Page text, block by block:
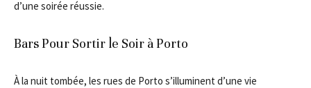
d’une soirée réussie.
Bars Pour Sortir le Soir à Porto
À la nuit tombée, les rues de Porto s’illuminent d’une vie